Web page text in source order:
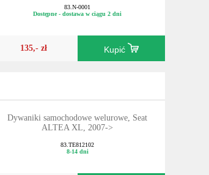
83.N-0001
Dostępne - dostawa w ciągu 2 dni
135,- zł Kupić
Dywaniki samochodowe welurowe, Seat
ALTEA XL, 2007->
83.TE812102
8-14 dni